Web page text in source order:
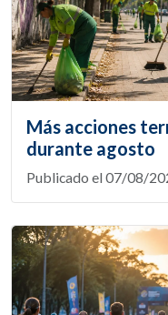
Más acciones
durante agosto
Publicado el 07/08/